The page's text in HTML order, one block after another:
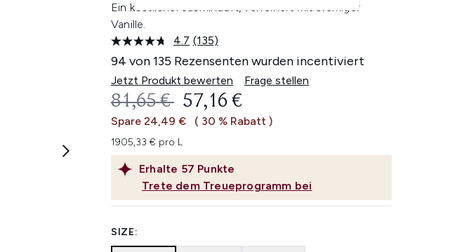
Ein köstlicher Jasminduft, verfeinert mit cremiger
Vanille.
4.7 135
Bewertungen
lesen.
Link
auf
derselben
Seite.
(135)
94 von 135 Rezensenten wurden incentiviert
Jetzt Produkt bewerten Frage stellen
Erhalte 57 Punkte
Trete dem Treueprogramm bei
UNVERBINDLICHE PREISEMPFEHLUNG:
81,65 € AKTUELLER PREIS:
57,16 €
Spare 24,49 € ( 30 % Rabatt )
1905,33 € pro L
SIZE: